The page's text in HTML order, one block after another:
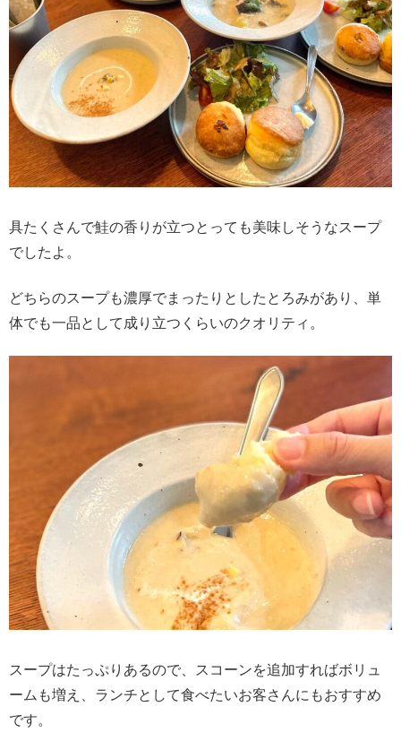
具たくさんで鮭の香りが立つとっても美味しそうなスープ
でしたよ。
どちらのスープも濃厚でまったりとしたとろみがあり、単
体でも一品として成り立つくらいのクオリティ。
スープはたっぷりあるので、スコーンを追加すればボリュ
ームも増え、ランチとして食べたいお客さんにもおすすめ
です。